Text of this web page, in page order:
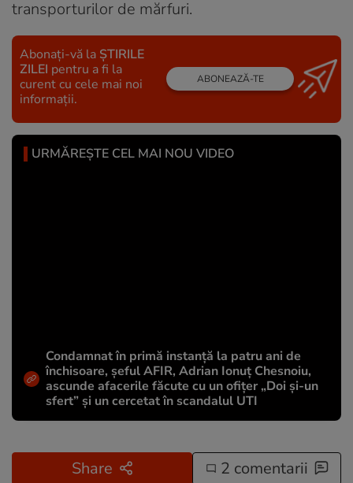
transporturilor de mărfuri.
Abonați-vă la ȘTIRILE
ZILEI pentru a fi la
curent cu cele mai noi
informații.
ABONEAZĂ-TE
URMĂREȘTE CEL MAI NOU VIDEO
Condamnat în primă instanță la patru ani de
închisoare, șeful AFIR, Adrian Ionuț Chesnoiu,
ascunde afacerile făcute cu un ofițer „Doi și-un
sfert” și un cercetat în scandalul UTI
Share 2 comentarii